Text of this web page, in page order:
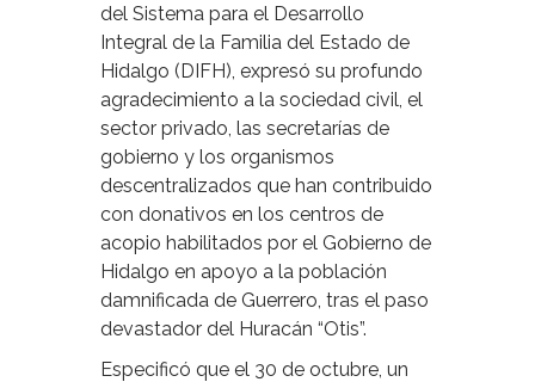
del Sistema para el Desarrollo
Integral de la Familia del Estado de
Hidalgo (DIFH), expresó su profundo
agradecimiento a la sociedad civil, el
sector privado, las secretarías de
gobierno y los organismos
descentralizados que han contribuido
con donativos en los centros de
acopio habilitados por el Gobierno de
Hidalgo en apoyo a la población
damnificada de Guerrero, tras el paso
devastador del Huracán “Otis”.
Especificó que el 30 de octubre, un